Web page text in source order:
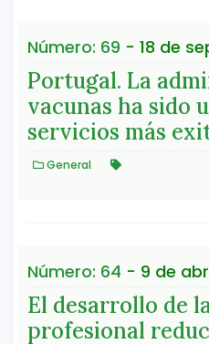
Número: 69 - 18 de
Portugal. La
vacunas ha sido
servicios más
General
Número: 64 - 9 de
El desarrollo de
profesional